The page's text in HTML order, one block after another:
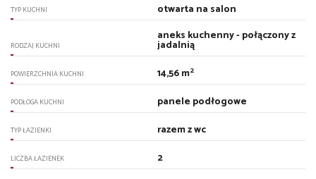
TYP KUCHNI otwarta na salon
RODZAJ KUCHNI
aneks kuchenny - połączony z
jadalnią
POWIERZCHNIA KUCHNI 14,56 m2
PODŁOGA KUCHNI panele podłogowe
TYP ŁAZIENKI razem z wc
LICZBA ŁAZIENEK 2